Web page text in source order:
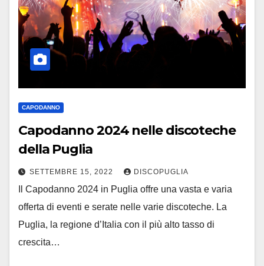
CAPODANNO
Capodanno 2024 nelle discoteche
della Puglia
SETTEMBRE 15, 2022 DISCOPUGLIA
Il Capodanno 2024 in Puglia offre una vasta e varia
offerta di eventi e serate nelle varie discoteche. La
Puglia, la regione d’Italia con il più alto tasso di
crescita…